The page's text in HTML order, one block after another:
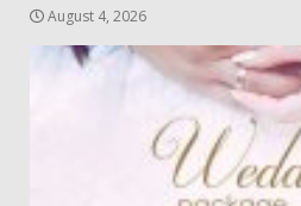
August 4, 2026